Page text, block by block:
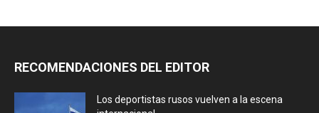
RECOMENDACIONES DEL EDITOR
Los deportistas rusos vuelven a la escena